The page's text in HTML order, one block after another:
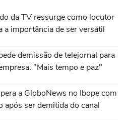
da TV ressurge como locutor
a importância de ser versátil
demissão de telejornal para
"Mais tempo e paz"
a GloboNews no Ibope com
após ser demitida do canal